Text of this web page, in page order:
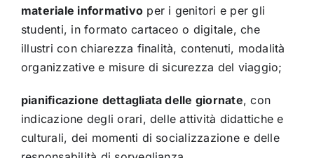
materiale informativo per i genitori e per gli
studenti, in formato cartaceo o digitale, che
illustri con chiarezza finalità, contenuti, modalità
organizzative e misure di sicurezza del viaggio;
pianificazione dettagliata delle giornate, con
indicazione degli orari, delle attività didattiche e
culturali, dei momenti di socializzazione e delle